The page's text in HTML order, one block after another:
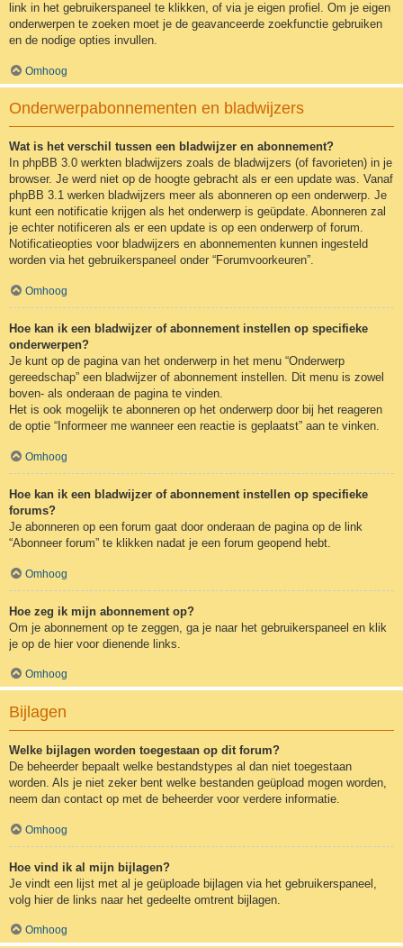
link in het gebruikerspaneel te klikken, of via je eigen profiel. Om je eigen
onderwerpen te zoeken moet je de geavanceerde zoekfunctie gebruiken
en de nodige opties invullen.
Omhoog
Onderwerpabonnementen en bladwijzers
Wat is het verschil tussen een bladwijzer en abonnement?
In phpBB 3.0 werkten bladwijzers zoals de bladwijzers (of favorieten) in je
browser. Je werd niet op de hoogte gebracht als er een update was. Vanaf
phpBB 3.1 werken bladwijzers meer als abonneren op een onderwerp. Je
kunt een notificatie krijgen als het onderwerp is geüpdate. Abonneren zal
je echter notificeren als er een update is op een onderwerp of forum.
Notificatieopties voor bladwijzers en abonnementen kunnen ingesteld
worden via het gebruikerspaneel onder “Forumvoorkeuren”.
Omhoog
Hoe kan ik een bladwijzer of abonnement instellen op specifieke
onderwerpen?
Je kunt op de pagina van het onderwerp in het menu “Onderwerp
gereedschap” een bladwijzer of abonnement instellen. Dit menu is zowel
boven- als onderaan de pagina te vinden.
Het is ook mogelijk te abonneren op het onderwerp door bij het reageren
de optie “Informeer me wanneer een reactie is geplaatst” aan te vinken.
Omhoog
Hoe kan ik een bladwijzer of abonnement instellen op specifieke
forums?
Je abonneren op een forum gaat door onderaan de pagina op de link
“Abonneer forum” te klikken nadat je een forum geopend hebt.
Omhoog
Hoe zeg ik mijn abonnement op?
Om je abonnement op te zeggen, ga je naar het gebruikerspaneel en klik
je op de hier voor dienende links.
Omhoog
Bijlagen
Welke bijlagen worden toegestaan op dit forum?
De beheerder bepaalt welke bestandstypes al dan niet toegestaan
worden. Als je niet zeker bent welke bestanden geüpload mogen worden,
neem dan contact op met de beheerder voor verdere informatie.
Omhoog
Hoe vind ik al mijn bijlagen?
Je vindt een lijst met al je geüploade bijlagen via het gebruikerspaneel,
volg hier de links naar het gedeelte omtrent bijlagen.
Omhoog